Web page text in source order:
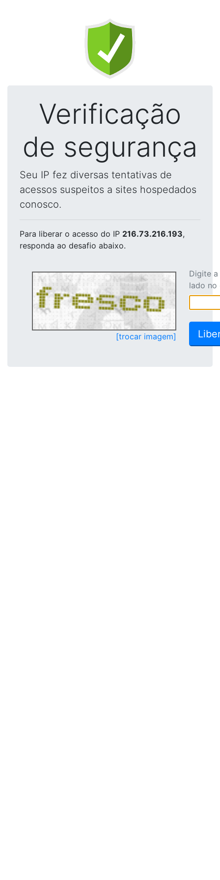
Verificação
de segurança
Seu IP fez diversas tentativas de
acessos suspeitos a sites hospedados
conosco.
Para liberar o acesso do IP 216.73.216.193,
responda ao desafio abaixo.
[trocar imagem]
Digite
lado no